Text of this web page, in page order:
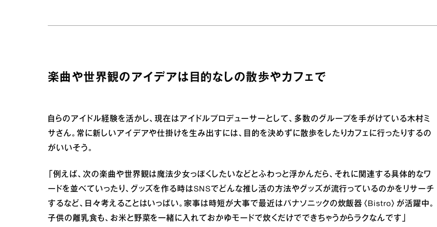
楽曲や世界観のアイデアは目的なしの散歩やカフェで
自らのアイドル経験を活かし、現在はアイドルプロデューサーとして、多数のグループを手がけている木村ミ
サさん。常に新しいアイデアや仕掛けを生み出すには、目的を決めずに散歩をしたりカフェに行ったりするの
がいいそう。
「例えば、次の楽曲や世界観は魔法少女っぽくしたいなどとふわっと浮かんだら、それに関連する具体的なワ
ードを並べていったり、グッズを作る時はSNSでどんな推し活の方法やグッズが流行っているのかをリサーチ
するなど、日々考えることはいっぱい。家事は時短が大事で最近はパナソニックの炊飯器〈Bistro〉が活躍中。
子供の離乳食も、お米と野菜を一緒に入れておかゆモードで炊くだけでできちゃうからラクなんです」